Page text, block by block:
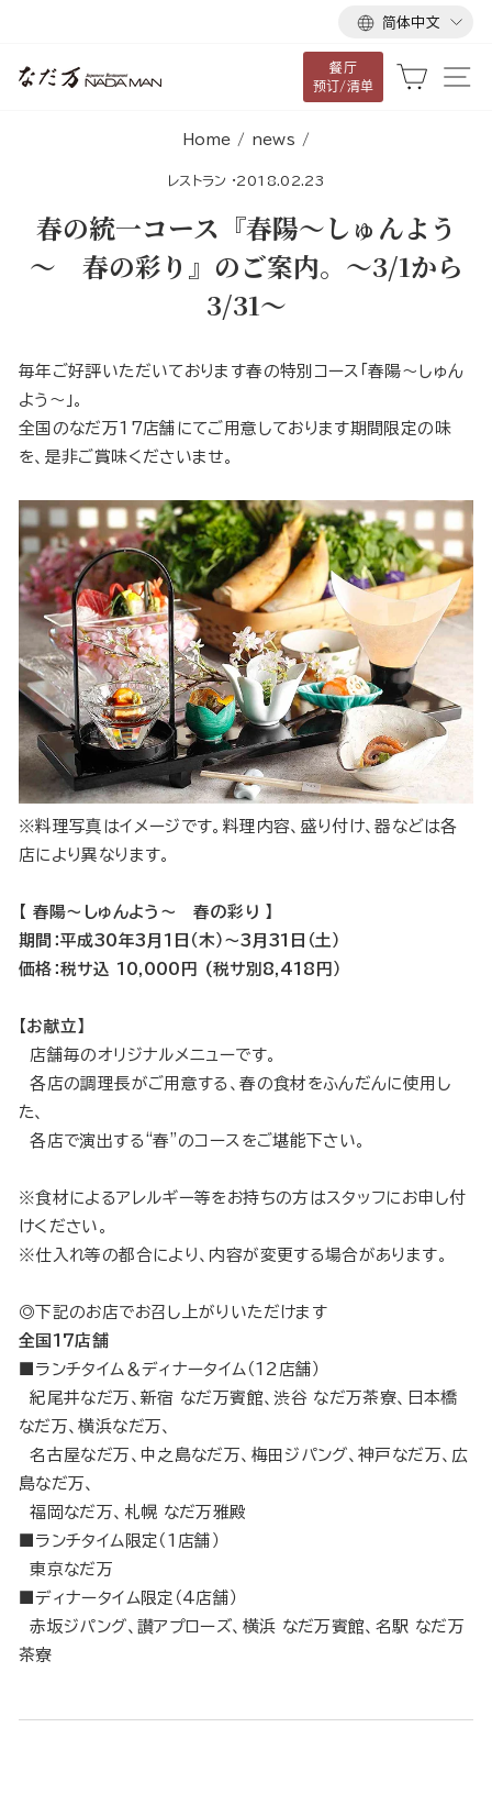
语
言
简体中文
餐厅
预订/清单
大车
Home / news /
レストラン ·2018.02.23
春の統一コース『春陽～しゅんよう
～ 春の彩り』のご案内。〜3/1から
3/31～
毎年ご好評いただいております春の特別コース「春陽～しゅん
よう～」。
全国のなだ万17店舗にてご用意しております期間限定の味
を、是非ご賞味くださいませ。
※料理写真はイメージです。料理内容、盛り付け、器などは各
店により異なります。
【 春陽～しゅんよう～ 春の彩り 】
期間：平成30年3月1日（木）～3月31日（土）
価格：税サ込 10,000円 (税サ別8,418円）
【お献立】
店舗毎のオリジナルメニューです。
各店の調理長がご用意する、春の食材をふんだんに使用し
た、
各店で演出する“春”のコースをご堪能下さい。
※食材によるアレルギー等をお持ちの方はスタッフにお申し付
けください。
※仕入れ等の都合により、内容が変更する場合があります。
◎下記のお店でお召し上がりいただけます
全国17店舗
■ランチタイム＆ディナータイム（12店舗）
紀尾井なだ万、新宿 なだ万賓館、渋谷 なだ万茶寮、日本橋
なだ万、横浜なだ万、
名古屋なだ万、中之島なだ万、梅田ジパング、神戸なだ万、広
島なだ万、
福岡なだ万、札幌 なだ万雅殿
■ランチタイム限定（1店舗）
東京なだ万
■ディナータイム限定（4店舗）
赤坂ジパング、讃アプローズ、横浜 なだ万賓館、名駅 なだ万
茶寮